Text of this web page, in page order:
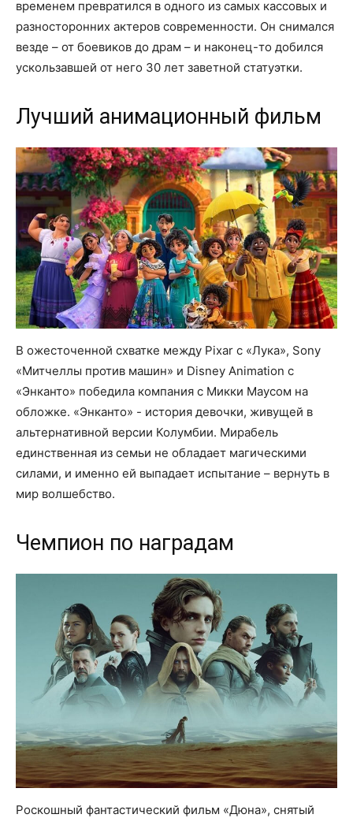
временем превратился в одного из самых кассовых и
разносторонних актеров современности. Он снимался
везде – от боевиков до драм – и наконец-то добился
ускользавшей от него 30 лет заветной статуэтки.
Лучший анимационный фильм
В ожесточенной схватке между Pixar с «Лука», Sony
«Митчеллы против машин» и Disney Animation с
«Энканто» победила компания с Микки Маусом на
обложке. «Энканто» - история девочки, живущей в
альтернативной версии Колумбии. Мирабель
единственная из семьи не обладает магическими
силами, и именно ей выпадает испытание – вернуть в
мир волшебство.
Чемпион по наградам
Роскошный фантастический фильм «Дюна», снятый